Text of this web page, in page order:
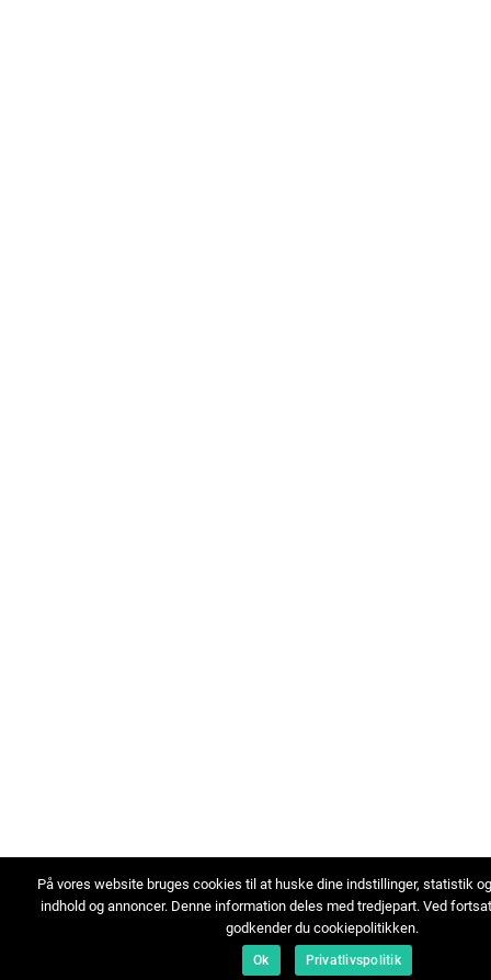
På vores website bruges cookies til at huske dine indstillinger, statistik
indhold og annoncer. Denne information deles med tredjepart. Ved
godkender du cookiepolitikken.
Ok Privatlivspolitik